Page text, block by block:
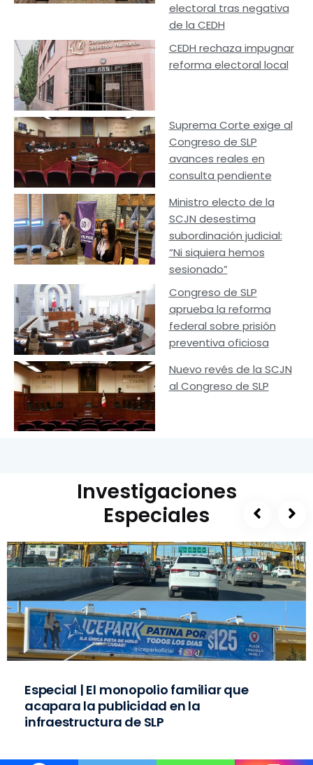
electoral tras negativa
de la CEDH
CEDH rechaza impugnar
reforma electoral local
Suprema Corte exige al
Congreso de SLP
avances reales en
consulta pendiente
Ministro electo de la
SCJN desestima
subordinación judicial:
“Ni siquiera hemos
sesionado”
Congreso de SLP
aprueba la reforma
federal sobre prisión
preventiva oficiosa
Nuevo revés de la SCJN
al Congreso de SLP
Investigaciones
Especiales
Especial | El monopolio familiar que
acapara la publicidad en la
infraestructura de SLP